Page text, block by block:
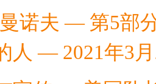
诺夫 — 第5部
人 — 2021年3